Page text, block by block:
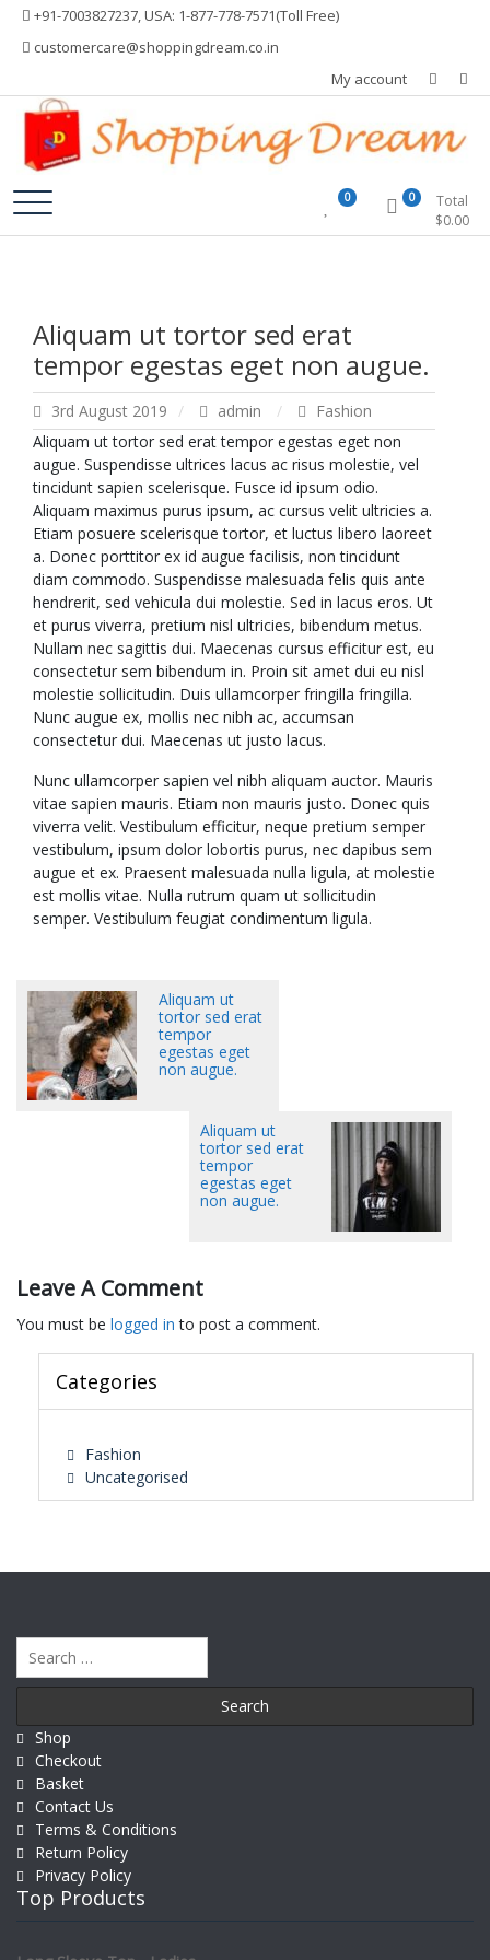
Skip
content
+91-7003827237, USA: 1-877-778-7571(Toll Free)
customercare@shoppingdream.co.in
My account
Shopping Dream 0 0
Total
$0.00
Aliquam ut tortor sed erat
tempor egestas eget non augue.
3rd August 2019 admin
Fashion
Aliquam ut tortor sed erat tempor egestas eget non
augue. Suspendisse ultrices lacus ac risus molestie, vel
tincidunt sapien scelerisque. Fusce id ipsum odio.
Aliquam maximus purus ipsum, ac cursus velit ultricies a.
Etiam posuere scelerisque tortor, et luctus libero laoreet
a. Donec porttitor ex id augue facilisis, non tincidunt
diam commodo. Suspendisse malesuada felis quis ante
hendrerit, sed vehicula dui molestie. Sed in lacus eros. Ut
et purus viverra, pretium nisl ultricies, bibendum metus.
Nullam nec sagittis dui. Maecenas cursus efficitur est, eu
consectetur sem bibendum in. Proin sit amet dui eu nisl
molestie sollicitudin. Duis ullamcorper fringilla fringilla.
Nunc augue ex, mollis nec nibh ac, accumsan
consectetur dui. Maecenas ut justo lacus.
Nunc ullamcorper sapien vel nibh aliquam auctor. Mauris
vitae sapien mauris. Etiam non mauris justo. Donec quis
viverra velit. Vestibulum efficitur, neque pretium semper
vestibulum, ipsum dolor lobortis purus, nec dapibus sem
augue et ex. Praesent malesuada nulla ligula, at molestie
est mollis vitae. Nulla rutrum quam ut sollicitudin
semper. Vestibulum feugiat condimentum ligula.
Aliquam ut
tortor sed erat
tempor
egestas eget
non augue.
Aliquam ut
tortor sed erat
tempor
egestas eget
non augue.
Leave A Comment
You must be logged in to post a comment.
Categories
Fashion
Uncategorised
Search
for:
Shop
Checkout
Basket
Contact Us
Terms & Conditions
Return Policy
Privacy Policy
Top Products